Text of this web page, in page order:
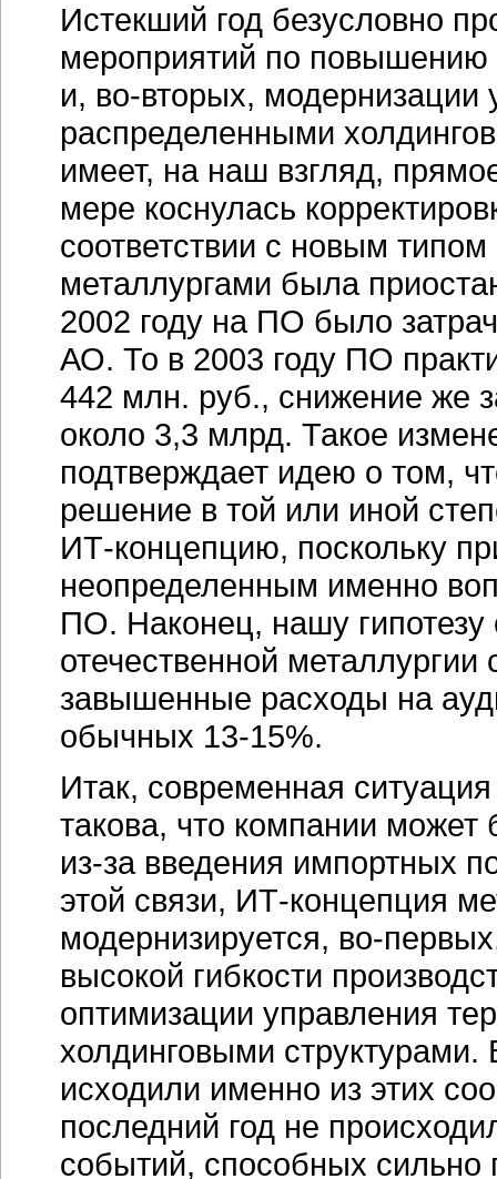
Истекший год безусловно
мероприятий по повышению
и, во-вторых, модернизации
распределенными
имеет, на наш взгляд,
мере коснулась
соответствии с новым
металлургами была
2002 году на ПО было
АО. То в 2003 году ПО
442 млн. руб., снижение же
около 3,3 млрд. Такое
подтверждает идею о том,
решение в той или иной
ИТ-концепцию, поскольку
неопределенным именно
ПО. Наконец, нашу
отечественной
завышенные расходы на
обычных 13-15%.
Итак, современная
такова, что компании может
из-завведения импортных
этой связи, ИТ-концепция
модернизируется, во-первых
высокой гибкости
оптимизации управления
холдинговыми
исходили именно из этих
последний год не
событий, способных сильно